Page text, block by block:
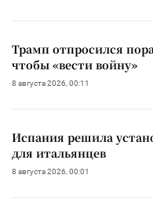
Трамп отпросился
чтобы «вести войну»
8 августа 2026, 00:11
Испания решила
для итальянцев
8 августа 2026, 00:01